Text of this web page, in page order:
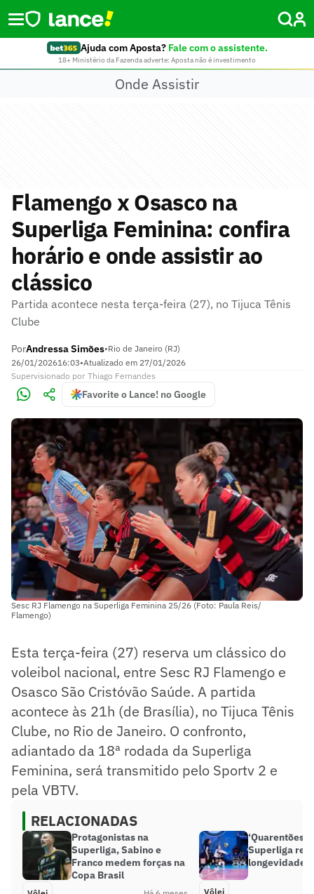
Ajuda com Aposta? Fale com o assistente.
18+ Ministério da Fazenda adverte: Aposta não é investimento
Onde Assistir
Flamengo x Osasco na
Superliga Feminina: confira
horário e onde assistir ao
clássico
Partida acontece nesta terça-feira (27), no Tijuca Tênis
Clube
PorAndressa Simões•Rio de Janeiro (RJ)
26/01/202616:03•Atualizado em 27/01/2026
Supervisionado por Thiago Fernandes
Favorite o Lance! no Google
Sesc RJ Flamengo na Superliga Feminina 25/26 (Foto: Paula Reis/
Flamengo)
Esta terça-feira (27) reserva um clássico do
voleibol nacional, entre Sesc RJ Flamengo e
Osasco São Cristóvão Saúde. A partida
acontece às 21h (de Brasília), no Tijuca Tênis
Clube, no Rio de Janeiro. O confronto,
adiantado da 18ª rodada da Superliga
Feminina, será transmitido pelo Sportv 2 e
pela VBTV.
RELACIONADAS
Protagonistas na
Superliga, Sabino e
Franco medem forças na
Copa Brasil
‘Quarentões’
Superliga
longevidade
Vôlei